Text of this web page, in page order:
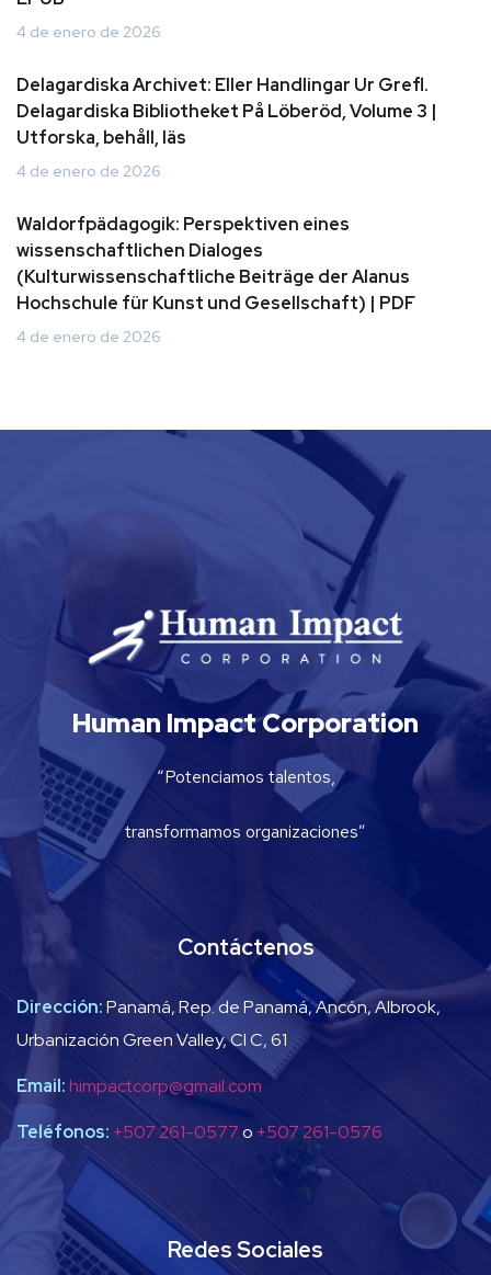
4 de enero de 2026
Delagardiska Archivet: Eller Handlingar Ur Grefl.
Delagardiska Bibliotheket På Löberöd, Volume 3 |
Utforska, behåll, läs
4 de enero de 2026
Waldorfpädagogik: Perspektiven eines
wissenschaftlichen Dialoges
(Kulturwissenschaftliche Beiträge der Alanus
Hochschule für Kunst und Gesellschaft) | PDF
4 de enero de 2026
Human Impact Corporation
“Potenciamos talentos,
transformamos organizaciones”
Contáctenos
Dirección:Panamá, Rep. de Panamá, Ancón, Albrook,
Urbanización Green Valley, Cl C, 61
Email:himpactcorp@gmail.com
Teléfonos: +507 261-0577o +507 261-0576
Redes Sociales